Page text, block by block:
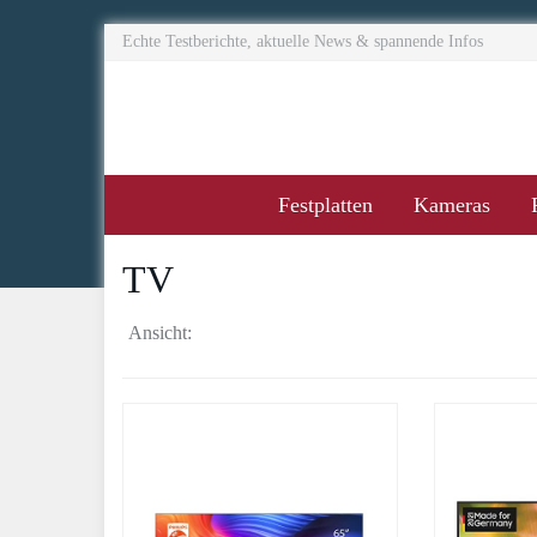
Echte Testberichte, aktuelle News & spannende Infos
Festplatten Kameras
TV
Ansicht: